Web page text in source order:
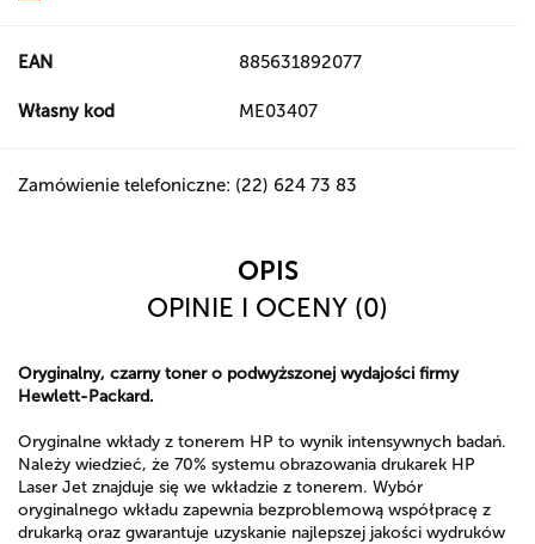
EAN 885631892077
Własny kod ME03407
Zamówienie telefoniczne: (22) 624 73 83
OPIS
OPINIE I OCENY (0)
Oryginalny, czarny toner o podwyższonej wydajości firmy
Hewlett-Packard.
Oryginalne wkłady z tonerem HP to wynik intensywnych badań.
Należy wiedzieć, że 70% systemu obrazowania drukarek HP
Laser Jet znajduje się we wkładzie z tonerem. Wybór
oryginalnego wkładu zapewnia bezproblemową współpracę z
drukarką oraz gwarantuje uzyskanie najlepszej jakości wydruków